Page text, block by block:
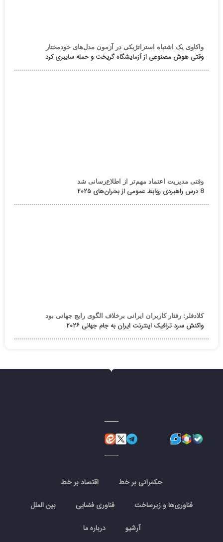
واکاوی یک اشتباه استراتژیکی در آزمون مدل‌های خودمختار
وقتی هوش مصنوعی از آزمایشگاه گریخت و حمله سایبری کرد
وقتی مدیریت اعتماد مهم‌تر از اطلاع‌رسانی شد
8 درس راهبردی روابط عمومی از بحران‌های ۲۰۲۵
کلادفلر: رفتار کاربران ایرانی برخلاف الگوی رایج جهانی بود
واکنش سرد ترافیک اینترنت ایران به جام جهانی ۲۰۲۶
حکمرانی بر خط اقتصاد بر خط
فناوری‌ها و زیرساخت فناوری فضایی بین الملل
آرشیو درباره ما